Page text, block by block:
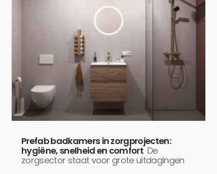
Prefab badkamers in zorgprojecten:
hygiëne, snelheid en comfort De
zorgsector staat voor grote uitdagingen